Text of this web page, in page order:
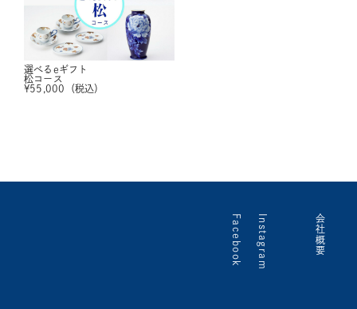
選べるeギフト
松コース
¥55,000 （税込）
会社概要
Instagram
Facebook